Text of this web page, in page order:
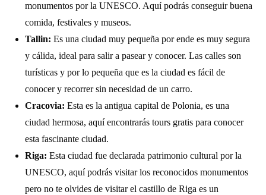
monumentos por la UNESCO. Aquí podrás conseguir buena
comida, festivales y museos.
Tallin: Es una ciudad muy pequeña por ende es muy segura
y cálida, ideal para salir a pasear y conocer. Las calles son
turísticas y por lo pequeña que es la ciudad es fácil de
conocer y recorrer sin necesidad de un carro.
Cracovia: Esta es la antigua capital de Polonia, es una
ciudad hermosa, aquí encontrarás tours gratis para conocer
esta fascinante ciudad.
Riga: Esta ciudad fue declarada patrimonio cultural por la
UNESCO, aquí podrás visitar los reconocidos monumentos
pero no te olvides de visitar el castillo de Riga es un